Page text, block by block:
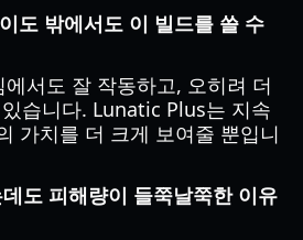
도 밖에서도 이 빌드를 쓸 수
서도 잘 작동하고, 오히려 더
습니다. Lunatic Plus는 지속
가치를 더 크게 보여줄 뿐입니
도 피해량이 들쭉날쭉한 이유